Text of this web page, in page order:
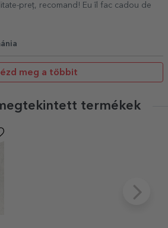
preț, recomand! Eu îl fac cadou de
meg a többit
termékek